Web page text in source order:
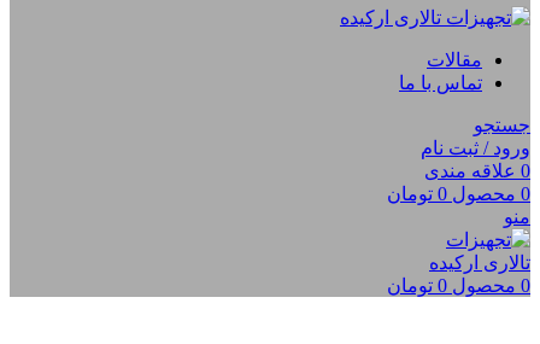
مقالات
تماس با ما
جستجو
ورود / ثبت نام
0 علاقه مندی
0 محصول 0 تومان
منو
0 محصول 0 تومان